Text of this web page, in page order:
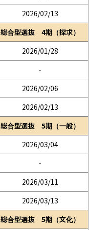
2026/02/13
総合型選抜 4期（探求）
2026/01/28
-
2026/02/06
2026/02/13
総合型選抜 5期（一般）
2026/03/04
-
2026/03/11
2026/03/13
総合型選抜 5期（文化）